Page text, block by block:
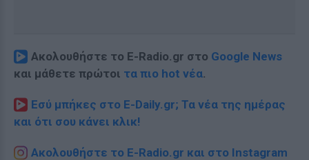
Ακολουθήστε το E-Radio.gr στο Google News
και μάθετε πρώτοι τα πιο hot νέα.
Εσύ μπήκες στο E-Daily.gr; Τα νέα της ημέρας
και ότι σου κάνει κλικ!
Ακολουθήστε το E-Radio.gr και στο Instagram